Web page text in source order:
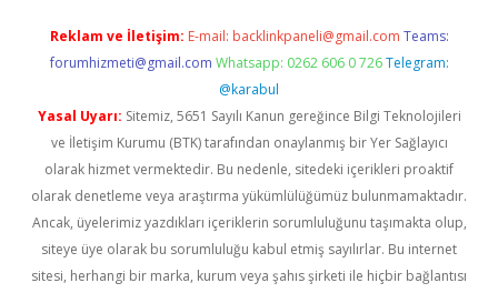
Reklam ve İletişim: E-mail: backlinkpaneli@gmail.com Teams:
forumhizmeti@gmail.com Whatsapp: 0262 606 0 726 Telegram:
@karabul
Yasal Uyarı: Sitemiz, 5651 Sayılı Kanun gereğince Bilgi Teknolojileri
ve İletişim Kurumu (BTK) tarafından onaylanmış bir Yer Sağlayıcı
olarak hizmet vermektedir. Bu nedenle, sitedeki içerikleri proaktif
olarak denetleme veya araştırma yükümlülüğümüz bulunmamaktadır.
Ancak, üyelerimiz yazdıkları içeriklerin sorumluluğunu taşımakta olup,
siteye üye olarak bu sorumluluğu kabul etmiş sayılırlar. Bu internet
sitesi, herhangi bir marka, kurum veya şahıs şirketi ile hiçbir bağlantısı